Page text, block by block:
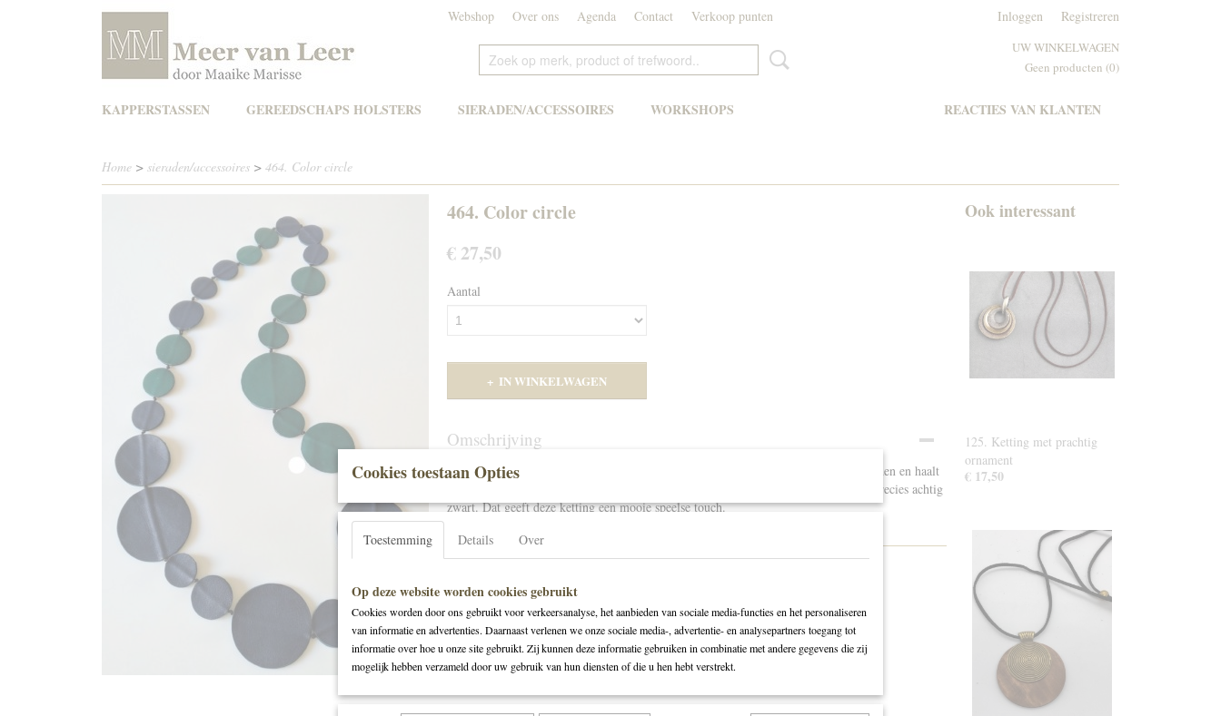
Webshop Over ons Agenda Contact Verkoop punten Inloggen Registreren
UW WINKELWAGEN
Geen producten (0)
REACTIES VAN KLANTEN
KAPPERSTASSEN GEREEDSCHAPS HOLSTERS SIERADEN/ACCESSOIRES WORKSHOPS
Home > sieraden/accessoires > 464. Color circle
464. Color circle
€ 27,50
Aantal
IN WINKELWAGEN
Omschrijving
Deze prachtige ketting in blauw en groene leren cirkels kan overal bij gedragen worden en haalt
jouw outfit zeker op. De ene kant van de cirkel is koper bruin en de andere kant is precies achtig
zwart. Dat geeft deze ketting een mooie speelse touch.
Ook interessant
125. Ketting met prachtig
ornament
€ 17,50
Cookies toestaan Opties
Toestemming Details Over
Op deze website worden cookies gebruikt
Cookies worden door ons gebruikt voor verkeersanalyse, het aanbieden van sociale media-functies en het personaliseren
van informatie en advertenties. Daarnaast verlenen we onze sociale media-, advertentie- en analysepartners toegang tot
informatie over hoe u onze site gebruikt. Zij kunnen deze informatie gebruiken in combinatie met andere gegevens die zij
mogelijk hebben verzameld door uw gebruik van hun diensten of die u hen hebt verstrekt.